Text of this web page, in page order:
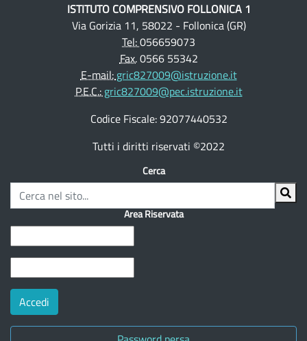
ISTITUTO COMPRENSIVO FOLLONICA 1
Via Gorizia 11, 58022 - Follonica (GR)
Tel:056659073
Fax.0566 55342
E-mail:gric827009@istruzione.it
P.E.C.:gric827009@pec.istruzione.it
Codice Fiscale: 92077440532
Tutti i diritti riservati ©2022
Cerca
Area Riservata